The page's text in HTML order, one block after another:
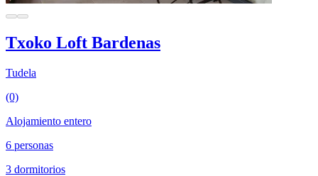
Txoko Loft Bardenas
Tudela
(0)
Alojamiento entero
6 personas
3 dormitorios